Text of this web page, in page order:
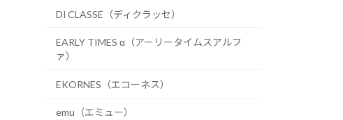
DI CLASSE（ディクラッセ）
EARLY TIMES α（アーリータイムスアルフ
ァ）
EKORNES（エコーネス）
emu（エミュー）